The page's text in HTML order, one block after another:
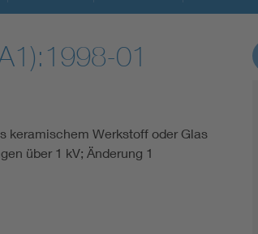
im Kontext der
für mehr Ressourceneffizienz
01
keramischem Werkstoff oder Glas
über 1 kV; Änderung 1